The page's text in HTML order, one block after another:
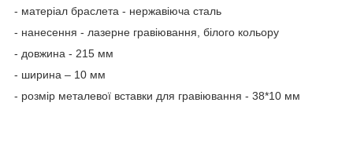
- матеріал браслета - нержавіюча сталь
- нанесення - лазерне гравіювання, білого кольору
- довжина - 215 мм
- ширина – 10 мм
- розмір металевої вставки для гравіювання - 38*10 мм